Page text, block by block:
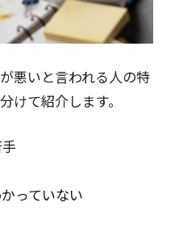
悪いと言われる人の特
けて紹介します。
っていない